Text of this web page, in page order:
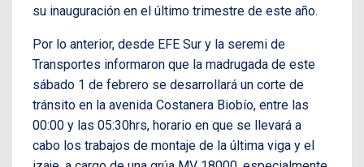
su inauguración en el último trimestre de este año.
Por lo anterior, desde EFE Sur y la seremi de
Transportes informaron que la madrugada de este
sábado 1 de febrero se desarrollará un corte de
tránsito en la avenida Costanera Biobío, entre las
00:00 y las 05:30hrs, horario en que se llevará a
cabo los trabajos de montaje de la última viga y el